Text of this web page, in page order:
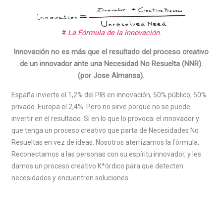
#.La Fórmula de la innovación.
Innovación no es más que el resultado del proceso creativo
de un innovador ante una Necesidad No Resuelta (NNR).
(por Jose Almansa).
España invierte el 1,2% del PIB en innovación, 50% público, 50%
privado. Europa el 2,4%. Pero no sirve porque no se puede
invertir en el resultado. Sí en lo que lo provoca: el innovador y
que tenga un proceso creativo que parta de Necesidades No
Resueltas en vez de ideas. Nosotros aterrizamos la fórmula.
Reconectamos a las personas con su espíritu innovador, y les
damos un proceso creativo K*órdico para que detecten
necesidades y encuentren soluciones.